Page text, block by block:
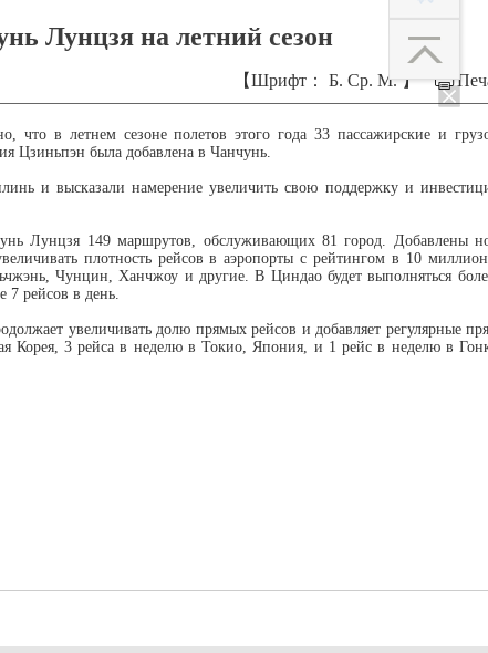
Лунцзя на летний сезон
【Шрифт： Б. Ср. М.】
что в летнем сезоне полетов этого года 33 пассажирские и
Цзиньпэн была добавлена в Чанчунь.
и высказали намерение увеличить свою поддержку и
Лунцзя 149 маршрутов, обслуживающих 81 город. Добавлены
плотность рейсов в аэропорты с рейтингом в 10
Чунцин, Ханчжоу и другие. В Циндао будет выполняться
7 рейсов в день.
увеличивать долю прямых рейсов и добавляет регулярные
3 рейса в неделю в Токио, Япония, и 1 рейс в неделю в